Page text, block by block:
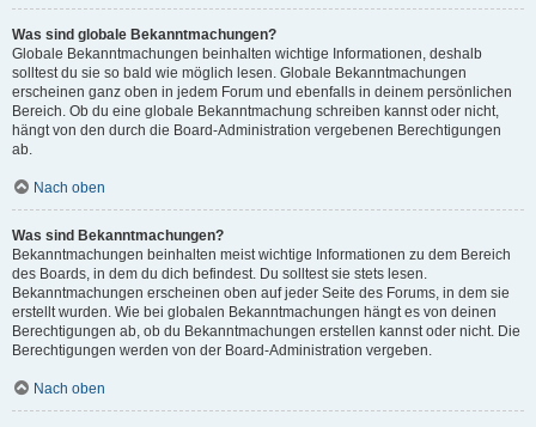
Was sind globale Bekanntmachungen?
Globale Bekanntmachungen beinhalten wichtige Informationen, deshalb
solltest du sie so bald wie möglich lesen. Globale Bekanntmachungen
erscheinen ganz oben in jedem Forum und ebenfalls in deinem persönlichen
Bereich. Ob du eine globale Bekanntmachung schreiben kannst oder nicht,
hängt von den durch die Board-Administration vergebenen Berechtigungen
ab.
Nach oben
Was sind Bekanntmachungen?
Bekanntmachungen beinhalten meist wichtige Informationen zu dem Bereich
des Boards, in dem du dich befindest. Du solltest sie stets lesen.
Bekanntmachungen erscheinen oben auf jeder Seite des Forums, in dem sie
erstellt wurden. Wie bei globalen Bekanntmachungen hängt es von deinen
Berechtigungen ab, ob du Bekanntmachungen erstellen kannst oder nicht. Die
Berechtigungen werden von der Board-Administration vergeben.
Nach oben